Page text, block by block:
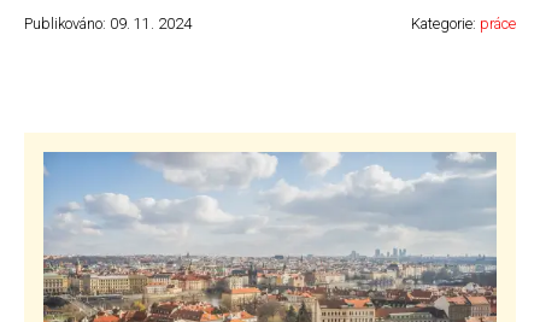
Publikováno: 09. 11. 2024 Kategorie: práce